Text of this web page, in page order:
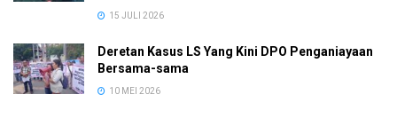
15 JULI 2026
Deretan Kasus LS Yang Kini DPO Penganiayaan
Bersama-sama
10 MEI 2026